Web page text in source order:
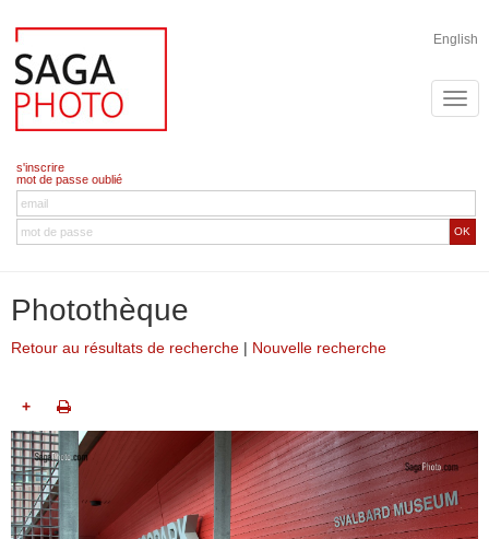
English
s'inscrire
mot de passe oublié
OK
Photothèque
Retour au résultats de recherche | Nouvelle recherche
+